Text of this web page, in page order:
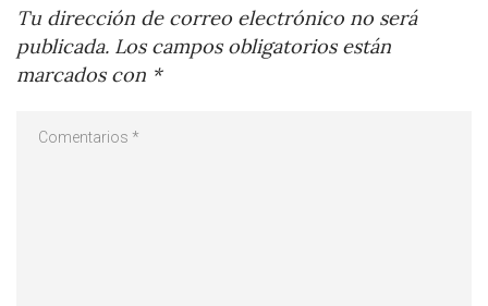
Tu dirección de correo electrónico no será
publicada. Los campos obligatorios están
marcados con *